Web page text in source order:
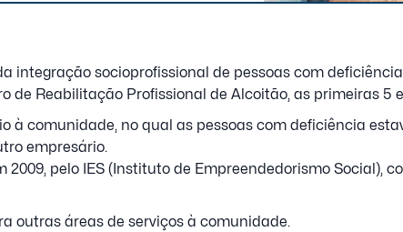
integração socioprofissional de pessoas com
de Reabilitação Profissional de Alcoitão, as primeiras 5
à comunidade, no qual as pessoas com deficiência
empresário.
pelo IES (Instituto de Empreendedorismo Social),
outras áreas de serviços à comunidade.